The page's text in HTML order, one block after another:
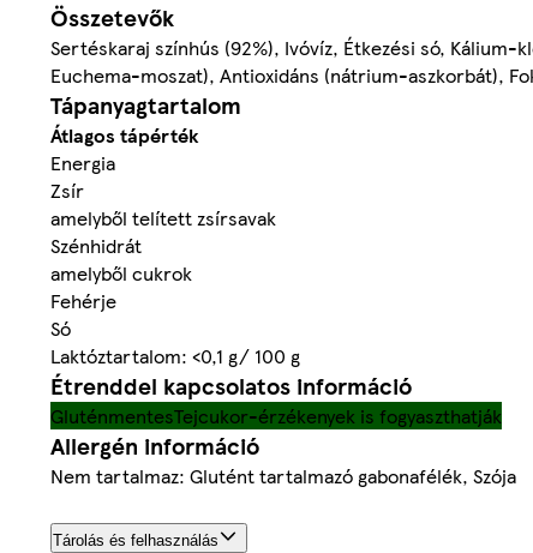
Összetevők
Sertéskaraj színhús (92%), Ivóvíz, Étkezési só,
Euchema-moszat), Antioxidáns (nátrium-aszkorbát),
Tápanyagtartalom
Átlagos tápérték
Energia
Zsír
amelyből telített zsírsavak
Szénhidrát
amelyből cukrok
Fehérje
Só
Laktóztartalom: <0,1 g/ 100 g
Étrenddel kapcsolatos információ
GluténmentesTejcukor-érzékenyek is fogyaszthatják
Allergén információ
Nem tartalmaz: Glutént tartalmazó gabonafélék, Szója
Tárolás és felhasználás